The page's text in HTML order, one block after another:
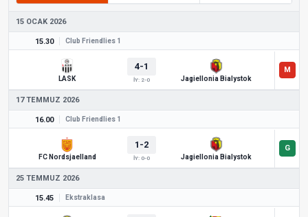
15 OCAK 2026
15.30 Club Friendlies 1
LASK
4-1
İY: 2-0 Jagiellonia Bialystok
17 TEMMUZ 2026
16.00 Club Friendlies 1
FC Nordsjaelland
1-2
İY: 0-0 Jagiellonia Bialystok
25 TEMMUZ 2026
15.45 Ekstraklasa